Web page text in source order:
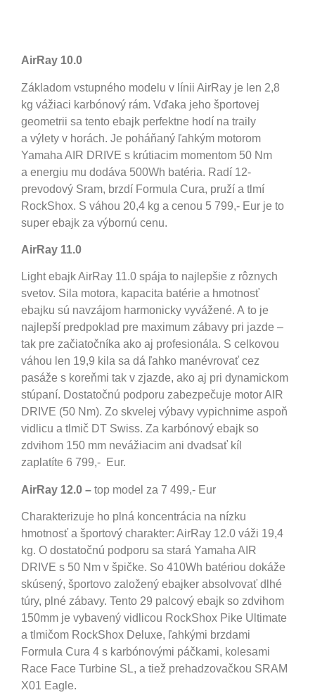
AirRay 10.0
Základom vstupného modelu v línii AirRay je len 2,8
kg vážiaci karbónový rám. Vďaka jeho športovej
geometrii sa tento ebajk perfektne hodí na traily
a výlety v horách. Je poháňaný ľahkým motorom
Yamaha AIR DRIVE s krútiacim momentom 50 Nm
a energiu mu dodáva 500Wh batéria. Radí 12-
prevodový Sram, brzdí Formula Cura, pruží a tlmí
RockShox. S váhou 20,4 kg a cenou 5 799,- Eur je to
super ebajk za výbornú cenu.
AirRay 11.0
Light ebajk AirRay 11.0 spája to najlepšie z rôznych
svetov. Sila motora, kapacita batérie a hmotnosť
ebajku sú navzájom harmonicky vyvážené. A to je
najlepší predpoklad pre maximum zábavy pri jazde –
tak pre začiatočníka ako aj profesionála. S celkovou
váhou len 19,9 kila sa dá ľahko manévrovať cez
pasáže s koreňmi tak v zjazde, ako aj pri dynamickom
stúpaní. Dostatočnú podporu zabezpečuje motor AIR
DRIVE (50 Nm). Zo skvelej výbavy vypichnime aspoň
vidlicu a tlmič DT Swiss. Za karbónový ebajk so
zdvihom 150 mm nevážiacim ani dvadsať kíl
zaplatíte 6 799,- Eur.
AirRay 12.0 – top model za 7 499,- Eur
Charakterizuje ho plná koncentrácia na nízku
hmotnosť a športový charakter: AirRay 12.0 váži 19,4
kg. O dostatočnú podporu sa stará Yamaha AIR
DRIVE s 50 Nm v špičke. So 410Wh batériou dokáže
skúsený, športovo založený ebajker absolvovať dlhé
túry, plné zábavy. Tento 29 palcový ebajk so zdvihom
150mm je vybavený vidlicou RockShox Pike Ultimate
a tlmičom RockShox Deluxe, ľahkými brzdami
Formula Cura 4 s karbónovými páčkami, kolesami
Race Face Turbine SL, a tiež prehadzovačkou SRAM
X01 Eagle.